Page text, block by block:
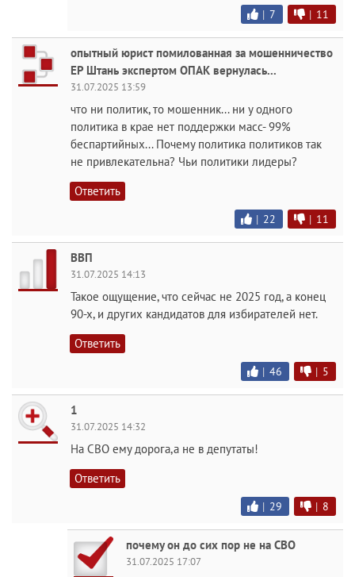
| 7 | 11
опытный юрист помилованная за мошенничество
ЕР Штань экспертом ОПАК вернулась...
31.07.2025 13:59
что ни политик, то мошенник... ни у одного
политика в крае нет поддержки масс- 99%
беспартийных... Почему политика политиков так
не привлекательна? Чьи политики лидеры?
Ответить
| 22 | 11
ВВП
31.07.2025 14:13
Такое ощущение, что сейчас не 2025 год, а конец
90-х, и других кандидатов для избирателей нет.
Ответить
| 46 | 5
1
31.07.2025 14:32
На СВО ему дорога,а не в депутаты!
Ответить
| 29 | 8
почему он до сих пор не на СВО
31.07.2025 17:07